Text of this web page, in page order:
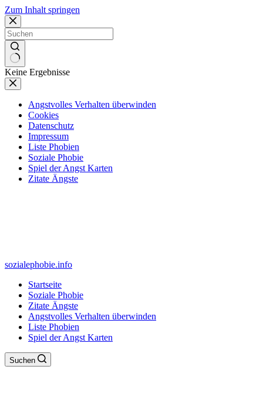
Zum Inhalt springen
Keine Ergebnisse
Angstvolles Verhalten überwinden
Cookies
Datenschutz
Impressum
Liste Phobien
Soziale Phobie
Spiel der Angst Karten
Zitate Ängste
sozialephobie.info
Startseite
Soziale Phobie
Zitate Ängste
Angstvolles Verhalten überwinden
Liste Phobien
Spiel der Angst Karten
Suchen